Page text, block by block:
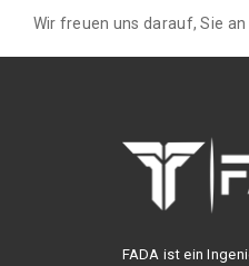
Wir freuen uns darauf, Sie
FADA ist ein